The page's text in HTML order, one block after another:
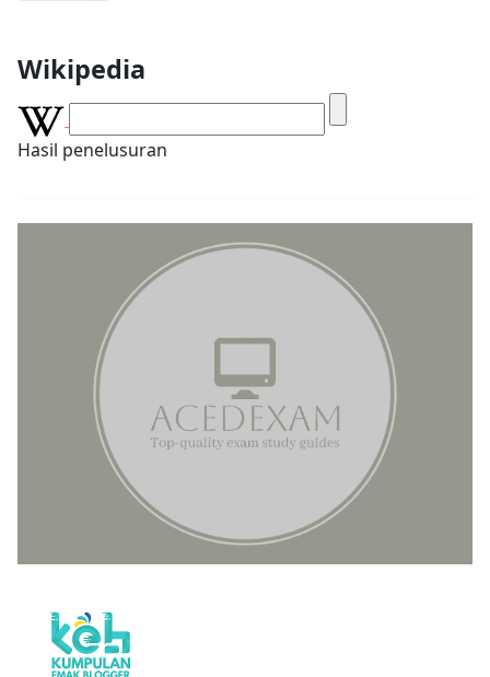
Wikipedia
Hasil penelusuran